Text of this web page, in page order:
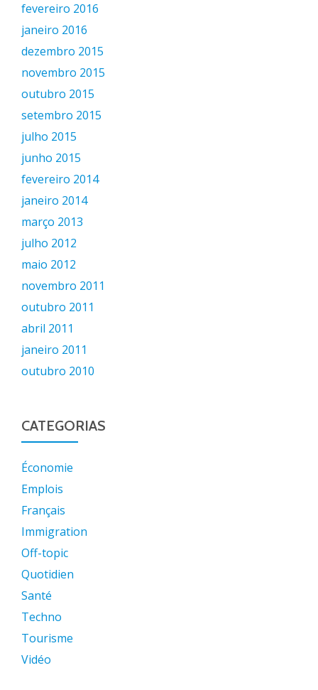
fevereiro 2016
janeiro 2016
dezembro 2015
novembro 2015
outubro 2015
setembro 2015
julho 2015
junho 2015
fevereiro 2014
janeiro 2014
março 2013
julho 2012
maio 2012
novembro 2011
outubro 2011
abril 2011
janeiro 2011
outubro 2010
CATEGORIAS
Économie
Emplois
Français
Immigration
Off-topic
Quotidien
Santé
Techno
Tourisme
Vidéo